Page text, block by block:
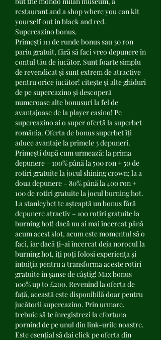
restaurant and a shop where you can kit
yourself out in black and red.
Supercazino bonus.
Primești 111 de runde bonus sau 30 ron
pariu gratuit, fără să faci vreo depunere în
contul tău de jucător. Sunt foarte simplu
de revendicat și sunt extrem de atractive
pentru orice jucător! citește și alte ghiduri
de pe supercazino și descoperă
numeroase alte bonusuri la fel de
avantajoase de la player casino! Pe
supercazino ai o super ofertă la superbet
românia. Oferta de bonus superbet îți
aduce avantaje la primele 3 depuneri.
Primești după cum urmează: la prima
depunere – 100% până la 500 ron + 50 de
rotiri gratuite la jocul shining crown; la a
doua depunere – 80% până la 400 ron +
100 de rotiri gratuite la jocul burning hot.
La stanleybet te așteaptă un bonus fără
depunere atractiv – 100 rotiri gratuite la
burning hot! dacă nu ai mai încercat până
acum acest slot, acum este momentul să o
faci, iar dacă ți-ai încercat deja norocul la
burning hot, îți poți folosi experiența și
intuiția pentru a transforma aceste rotiri
gratuite în șanse de câștig! Max bonus
100% up to £200. Revenind la oferta de
față, această este disponibilă doar pentru
jucătorii supercazino. Prin urmare,
trebuie să te înregistrezi la efortuna
pornind de pe unul din link-urile noastre.
Este esențial să dai click pe oferta din